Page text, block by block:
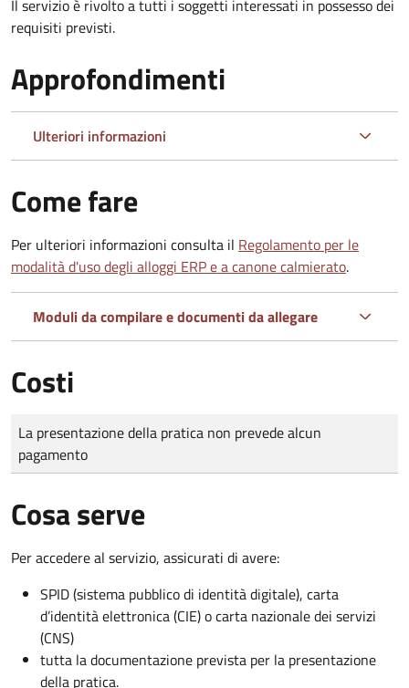
Il servizio è rivolto a tutti i soggetti interessati in possesso dei
requisiti previsti.
Approfondimenti
Ulteriori informazioni
Come fare
Per ulteriori informazioni consulta il Regolamento per le
modalità d'uso degli alloggi ERP e a canone calmierato.
Moduli da compilare e documenti da allegare
Costi
Tipo di pagamento
Importo
La presentazione della pratica non prevede alcun
pagamento
Cosa serve
Per accedere al servizio, assicurati di avere:
SPID (sistema pubblico di identità digitale), carta
d’identità elettronica (CIE) o carta nazionale dei servizi
(CNS)
tutta la documentazione prevista per la presentazione
della pratica.